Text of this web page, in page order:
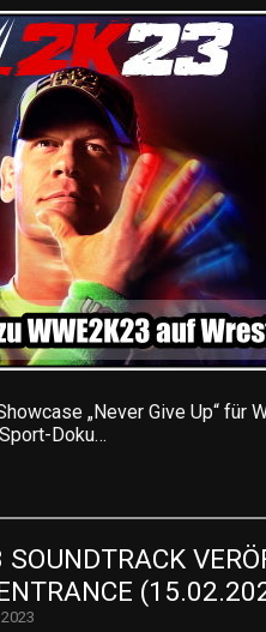
„Never Give Up“ für
Doku…